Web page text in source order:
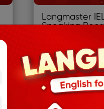
Langmaster
Speaking